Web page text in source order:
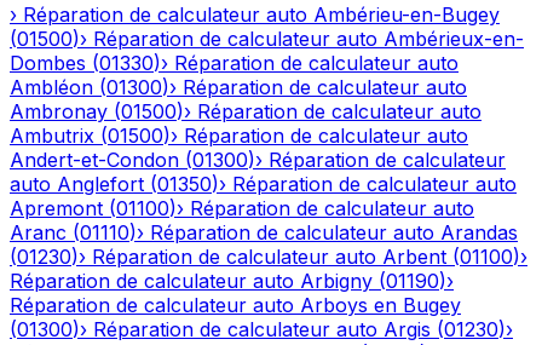
› Réparation de calculateur auto Ambérieu-en-Bugey
(01500)› Réparation de calculateur auto Ambérieux-en-
Dombes (01330)› Réparation de calculateur auto
Ambléon (01300)› Réparation de calculateur auto
Ambronay (01500)› Réparation de calculateur auto
Ambutrix (01500)› Réparation de calculateur auto
Andert-et-Condon (01300)› Réparation de calculateur
auto Anglefort (01350)› Réparation de calculateur auto
Apremont (01100)› Réparation de calculateur auto
Aranc (01110)› Réparation de calculateur auto Arandas
(01230)› Réparation de calculateur auto Arbent (01100)›
Réparation de calculateur auto Arbigny (01190)›
Réparation de calculateur auto Arboys en Bugey
(01300)› Réparation de calculateur auto Argis (01230)›